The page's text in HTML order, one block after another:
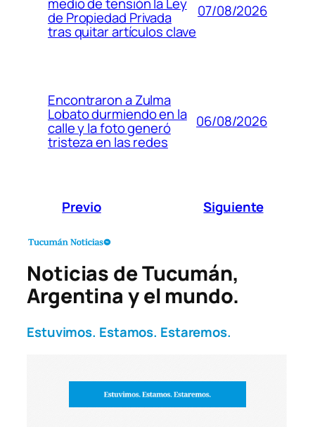
medio de tensión la Ley
de Propiedad Privada
tras quitar artículos clave
07/08/2026
Encontraron a Zulma
Lobato durmiendo en la
calle y la foto generó
tristeza en las redes
06/08/2026
Previo Siguiente
Noticias de Tucumán,
Argentina y el mundo.
Estuvimos. Estamos. Estaremos.